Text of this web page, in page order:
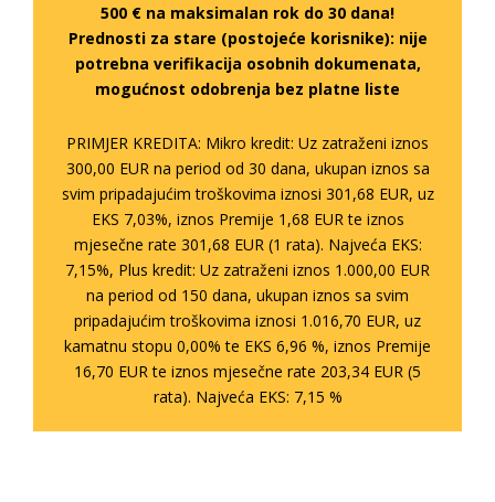
500 € na maksimalan rok do 30 dana!
Prednosti za stare (postojeće korisnike): nije
potrebna verifikacija osobnih dokumenata,
mogućnost odobrenja bez platne liste
PRIMJER KREDITA: Mikro kredit: Uz zatraženi iznos
300,00 EUR na period od 30 dana, ukupan iznos sa
svim pripadajućim troškovima iznosi 301,68 EUR, uz
EKS 7,03%, iznos Premije 1,68 EUR te iznos
mjesečne rate 301,68 EUR (1 rata). Najveća EKS:
7,15%, Plus kredit: Uz zatraženi iznos 1.000,00 EUR
na period od 150 dana, ukupan iznos sa svim
pripadajućim troškovima iznosi 1.016,70 EUR, uz
kamatnu stopu 0,00% te EKS 6,96 %, iznos Premije
16,70 EUR te iznos mjesečne rate 203,34 EUR (5
rata). Najveća EKS: 7,15 %